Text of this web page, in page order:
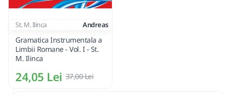
St. M. Ilinca Andreas
Gramatica Instrumentala a
Limbii Romane - Vol. I - St.
M. Ilinca
24,05 Lei 37,00 Lei